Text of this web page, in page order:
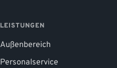
LEISTUNGEN
Außenbereich
Personalservice